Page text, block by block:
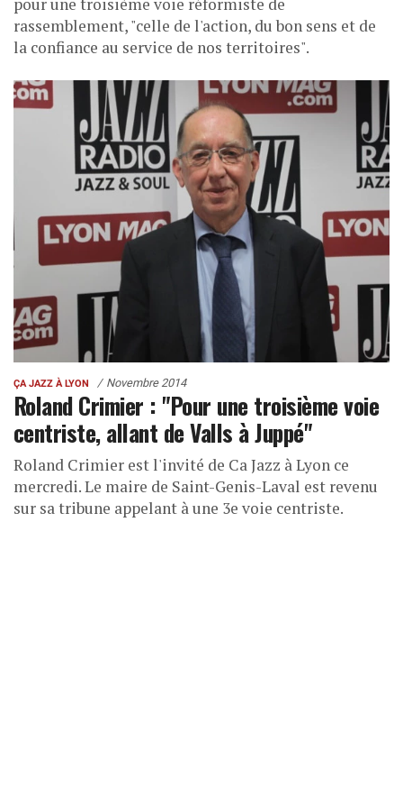
pour une troisième voie réformiste de
rassemblement, "celle de l'action, du bon sens et de
la confiance au service de nos territoires".
ÇA JAZZ À LYON Novembre 2014
Roland Crimier : "Pour une troisième voie
centriste, allant de Valls à Juppé"
Roland Crimier est l'invité de Ca Jazz à Lyon ce
mercredi. Le maire de Saint-Genis-Laval est revenu
sur sa tribune appelant à une 3e voie centriste.